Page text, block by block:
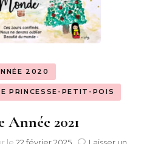
2020
PRINCESSE-PETIT-POIS
Année 2021